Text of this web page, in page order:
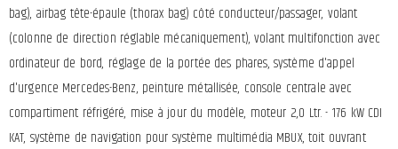
bag), airbag tête-épaule (thorax bag) côté conducteur/passager, volant
(colonne de direction réglable mécaniquement), volant multifonction avec
ordinateur de bord, réglage de la portée des phares, système d'appel
d'urgence Mercedes-Benz, peinture métallisée, console centrale avec
compartiment réfrigéré, mise à jour du modèle, moteur 2,0 Ltr. - 176 kW CDI
KAT, système de navigation pour système multimédia MBUX, toit ouvrant